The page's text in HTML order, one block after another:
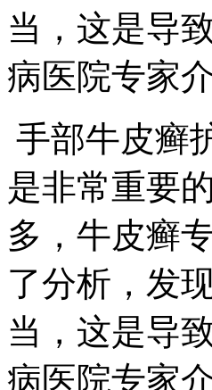
当，这是导
病医院专家介
手部牛皮癣
是非常重要
多，牛皮癣
了分析，发
当，这是导
病医院专家介